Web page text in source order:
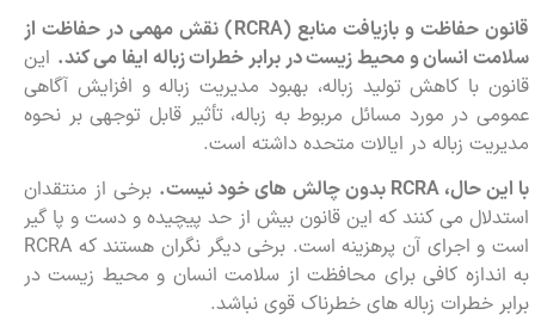
قانون حفاظت و بازیافت منابع (RCRA) نقش مهمی در حفاظت از
سلامت انسان و محیط زیست در برابر خطرات زباله ایفا می کند. این
قانون با کاهش تولید زباله، بهبود مدیریت زباله و افزایش آگاهی
عمومی در مورد مسائل مربوط به زباله، تأثیر قابل توجهی بر نحوه
مدیریت زباله در ایالات متحده داشته است.
با این حال،RCRA بدون چالش های خود نیست. برخی از منتقدان
استدلال می کنند که این قانون بیش از حد پیچیده و دست و پا گیر
است و اجرای آن پرهزینه است. برخی دیگر نگران هستند که RCRA
به اندازه کافی برای محافظت از سلامت انسان و محیط زیست در
برابر خطرات زباله های خطرناک قوی نباشد.